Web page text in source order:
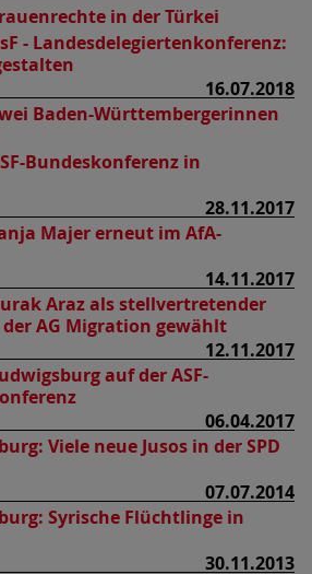
in der Türkei
- Landesdelegiertenkonferenz:
16.07.2018
Baden-Württembergerinnen
Bundeskonferenz in
28.11.2017
Majer erneut im AfA-
14.11.2017
Araz als stellvertretender
AG Migration gewählt
12.11.2017
auf der ASF-
06.04.2017
Viele neue Jusos in der SPD
07.07.2014
Syrische Flüchtlinge in
30.11.2013